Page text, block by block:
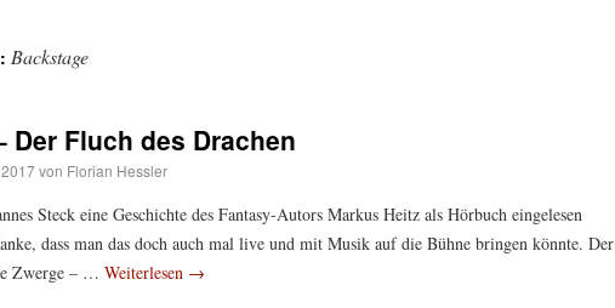
Backstage
Der Fluch des Drachen
von Florian Hessler
Steck eine Geschichte des Fantasy-Autors Markus Heitz als Hörbuch eingelesen
dass man das doch auch mal live und mit Musik auf die Bühne bringen könnte. Der
Zwerge – … Weiterlesen →